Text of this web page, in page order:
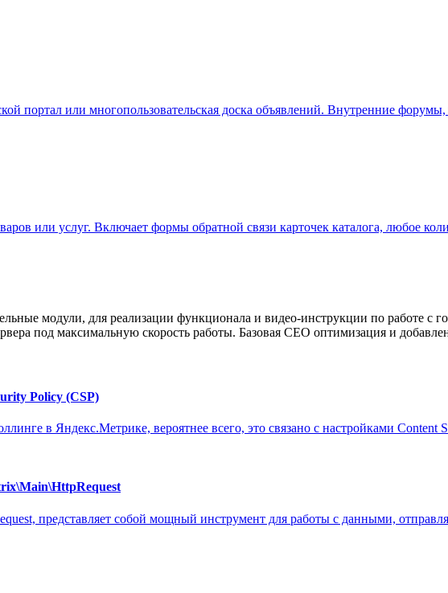
или многопользовательская доска объявлений. Внутренние форумы,
или услуг. Включает формы обратной связи карточек каталога, любое
модули, для реализации функционала и видео-инструкции по работе с
под максимальную скорость работы. Базовая СЕО оптимизация и
Policy (CSP)
в Яндекс.Метрике, вероятнее всего, это связано с настройками Content
представляет собой мощный инструмент для работы с данными,